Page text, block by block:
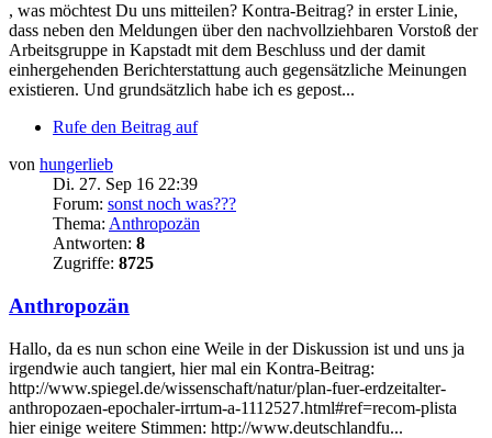
, was möchtest Du uns mitteilen? Kontra-Beitrag? in erster Linie,
dass neben den Meldungen über den nachvollziehbaren Vorstoß der
Arbeitsgruppe in Kapstadt mit dem Beschluss und der damit
einhergehenden Berichterstattung auch gegensätzliche Meinungen
existieren. Und grundsätzlich habe ich es gepost...
Rufe den Beitrag auf
von hungerlieb
Di. 27. Sep 16 22:39
Forum: sonst noch was???
Thema: Anthropozän
Antworten: 8
Zugriffe: 8725
Anthropozän
Hallo, da es nun schon eine Weile in der Diskussion ist und uns ja
irgendwie auch tangiert, hier mal ein Kontra-Beitrag:
http://www.spiegel.de/wissenschaft/natur/plan-fuer-erdzeitalter-
anthropozaen-epochaler-irrtum-a-1112527.html#ref=recom-plista
hier einige weitere Stimmen: http://www.deutschlandfu...